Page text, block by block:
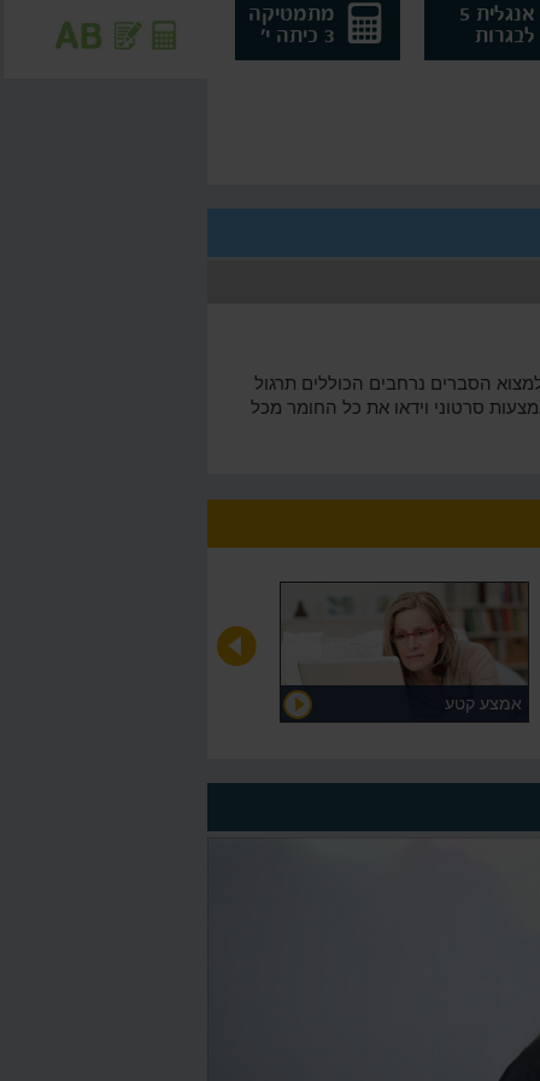
אנגלית 5
לבגרות
מתמטיקה
3 כיתה י'
הסברים נרחבים הכוללים תרגול
ללמוד באמצעות סרטוני וידאו את כל החומר מכל
אמצע קטע